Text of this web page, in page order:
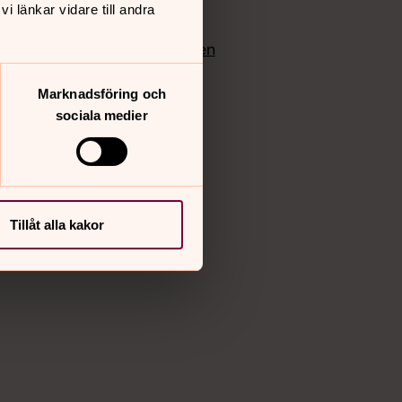
länkar vidare till andra
Marknadsföring och
sociala medier
Tillåt alla kakor
Instagram
Bloggportalen